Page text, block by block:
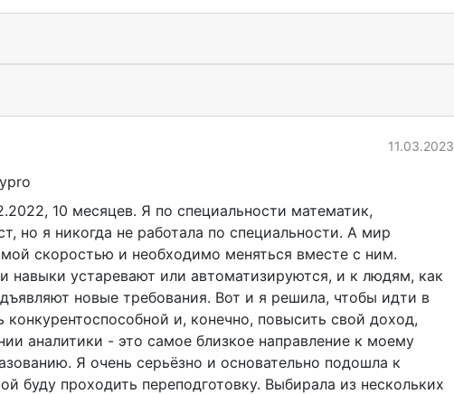
11.03.2023
10 месяцев. Я по специальности математик,
но я никогда не работала по специальности. А мир
скоростью и необходимо меняться вместе с ним.
навыки устаревают или автоматизируются, и к людям, как
новые требования. Вот и я решила, чтобы идти в
конкурентоспособной и, конечно, повысить свой доход,
аналитики - это самое близкое направление к моему
Я очень серьёзно и основательно подошла к
буду проходить переподготовку. Выбирала из нескольких